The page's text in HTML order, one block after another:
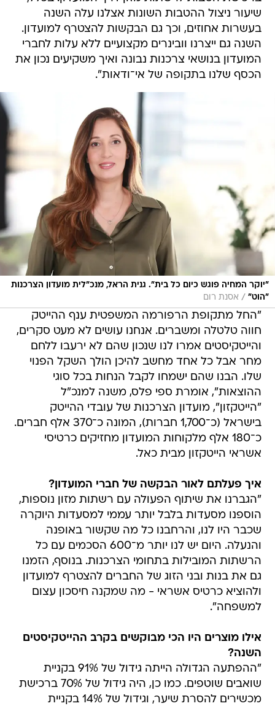
שיעור ניצול ההטבות השונות אצלנו עלה השנה
בעשרות אחוזים, וכך גם הבקשות להצטרף למועדון.
השנה גם ייצרנו וובינרים מקצועיים ללא עלות לחברי
המועדון בנושאי צרכנות נבונה ואיך משקיעים נכון את
הכסף שלנו בתקופה של אי־ודאות".
"יוקר המחיה פוגש כיום כל בית". גנית הראל, מנכ"לית מועדון הצרכנות
"הוט" / אסנת רום
"החל מתקופת הרפורמה המשפטית ענף ההייטק
חווה טלטלה ומשברים. אנחנו עושים לא מעט סקרים,
והייטקיסטים אמרו לנו שנכון שהם לא ירעבו ללחם
מחר אבל כל אחד מחשב להיכן הולך השקל הפנוי
שלו. הבנו שהם ישמחו לקבל הנחות בכל סוגי
ההוצאות", אומרת ספי פלס, משנה למנכ"ל
"הייטקזון", מועדון הצרכנות של עובדי ההייטק
בישראל (כ־1,700 חברות), המונה כ־370 אלף חברים.
כ־180 אלף מלקוחות המועדון מחזיקים כרטיסי
אשראי הייטקזון מבית כאל.
איך פעלתם לאור הבקשה של חברי המועדון?
"הגברנו את שיתוף הפעולה עם רשתות מזון נוספות,
הוספנו מסעדות בלבל יותר עממי למסעדות היוקרה
שכבר היו לנו, והרחבנו כל מה שקשור באופנה
והנעלה. היום יש לנו יותר מ־600 הסכמים עם כל
הרשתות המובילות בתחומי הצרכנות. בנוסף, הזמנו
גם את בנות ובני הזוג של החברים להצטרף למועדון
ולהוציא כרטיס אשראי - מה שמקנה חיסכון עצום
למשפחה".
אילו מוצרים היו הכי מבוקשים בקרב ההייטקיסטים
השנה?
"ההפתעה הגדולה הייתה גידול של 91% בקניית
שואבים שוטפים. כמו כן, היה גידול של 70% ברכישת
מכשירים להסרת שיער, וגידול של 14% בקניית